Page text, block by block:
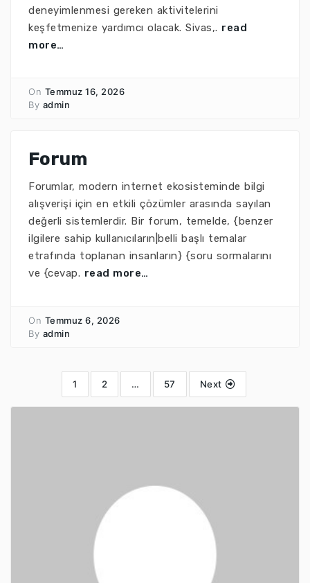
deneyimlenmesi gereken aktivitelerini
keşfetmenize yardımcı olacak. Sivas,. read
more…
On Temmuz 16, 2026
By admin
Forum
Forumlar, modern internet ekosisteminde bilgi
alışverişi için en etkili çözümler arasında sayılan
değerli sistemlerdir. Bir forum, temelde, {benzer
ilgilere sahip kullanıcıların|belli başlı temalar
etrafında toplanan insanların} {soru sormalarını
ve {cevap. read more…
On Temmuz 6, 2026
By admin
1 2 … 57 Next